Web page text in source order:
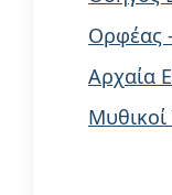
Ορφέας
Αρχαία
Μυθικοί